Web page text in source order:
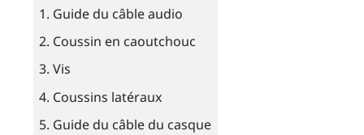
Guide du câble audio
Coussin en caoutchouc
Vis
Coussins latéraux
Guide du câble du casque